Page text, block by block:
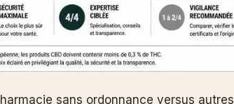
sans ordonnance versus autres